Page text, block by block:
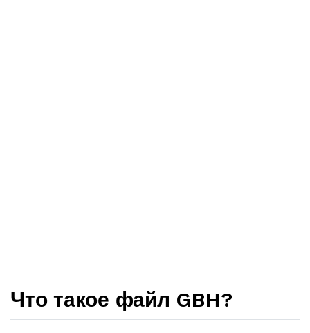
Что такое файл GBH?